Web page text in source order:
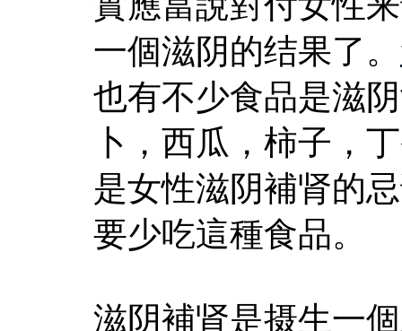
一個滋阴的结果了。
也有不少食品是滋
卜，西瓜，柿子，
是女性滋阴補肾的
要少吃這種食品。
滋阴補肾是摄生一